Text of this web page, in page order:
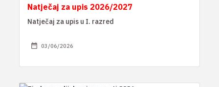
Natječaj za upis 2026/2027
Natječaj za upis u I. razred
03/06/2026